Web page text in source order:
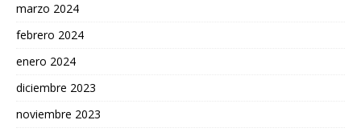
marzo 2024
febrero 2024
enero 2024
diciembre 2023
noviembre 2023